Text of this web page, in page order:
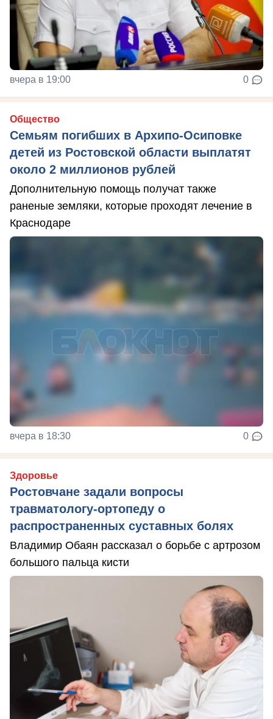
вчера в 19:00 0
Общество
Семьям погибших в Архипо-Осиповке
детей из Ростовской области выплатят
около 2 миллионов рублей
Дополнительную помощь получат также
раненые земляки, которые проходят лечение в
Краснодаре
вчера в 18:30 0
Здоровье
Ростовчане задали вопросы
травматологу-ортопеду о
распространенных суставных болях
Владимир Обаян рассказал о борьбе с артрозом
большого пальца кисти